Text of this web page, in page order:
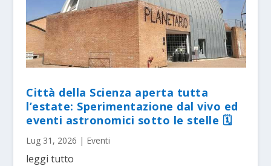
Città della Scienza aperta tutta
l’estate: Sperimentazione dal vivo ed
eventi astronomici sotto le stelle 🗓
Lug 31, 2026 | Eventi
leggi tutto